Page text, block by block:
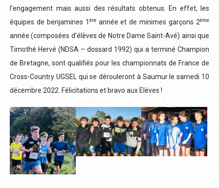
l’engagement mais aussi des résultats obtenus. En effet, les
équipes de benjamines 1 èreannée et de minimes garçons 2ème
année (composées d’élèves de Notre Dame Saint-Avé) ainsi que
Timothé Hervé (NDSA – dossard 1992) qui a terminé Champion
de Bretagne, sont qualifiés pour les championnats de France de
Cross-Country UGSEL qui se dérouleront à Saumur le samedi 10
décembre 2022. Félicitations et bravo aux Elèves !